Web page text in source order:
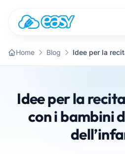
Home Blog
Idee per la
con i bambini